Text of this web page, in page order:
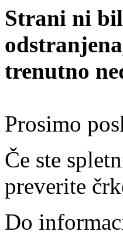
Strani ni
trenutno
Prosimo
Če ste
preverite
Do